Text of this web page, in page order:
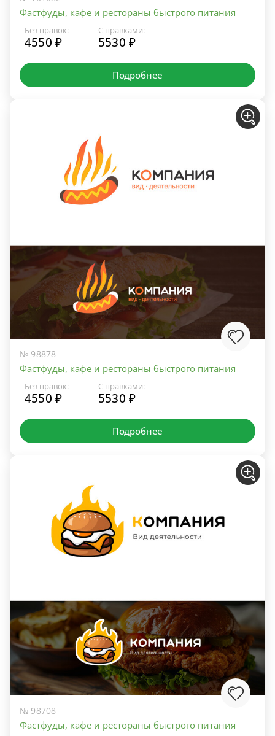
Фастфуды, кафе и рестораны быстрого питания
Без правок:
4550 ₽
С правками:
5530 ₽
Подробнее
№ 98878
Фастфуды, кафе и рестораны быстрого питания
Без правок:
4550 ₽
С правками:
5530 ₽
Подробнее
№ 98708
Фастфуды, кафе и рестораны быстрого питания